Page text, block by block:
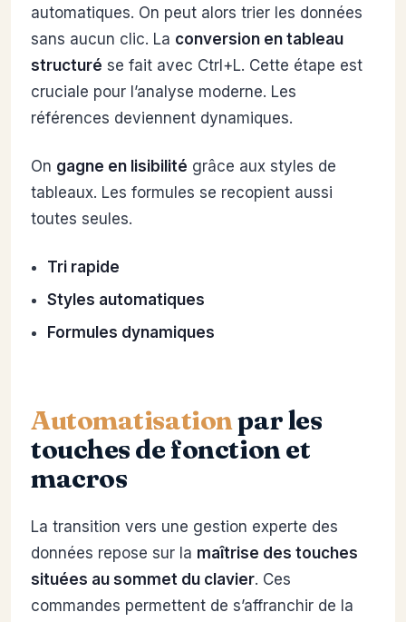
automatiques. On peut alors trier les données
sans aucun clic. La conversion en tableau
structuré se fait avec Ctrl+L. Cette étape est
cruciale pour l’analyse moderne. Les
références deviennent dynamiques.
On gagne en lisibilité grâce aux styles de
tableaux. Les formules se recopient aussi
toutes seules.
Tri rapide
Styles automatiques
Formules dynamiques
Automatisationpar les
touches de fonction et
macros
La transition vers une gestion experte des
données repose sur la maîtrise des touches
situées au sommet du clavier. Ces
commandes permettent de s’affranchir de la